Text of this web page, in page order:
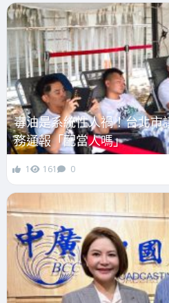
毒油是系統性人禍！台北市
務通報「配當人嗎」
1 161 0